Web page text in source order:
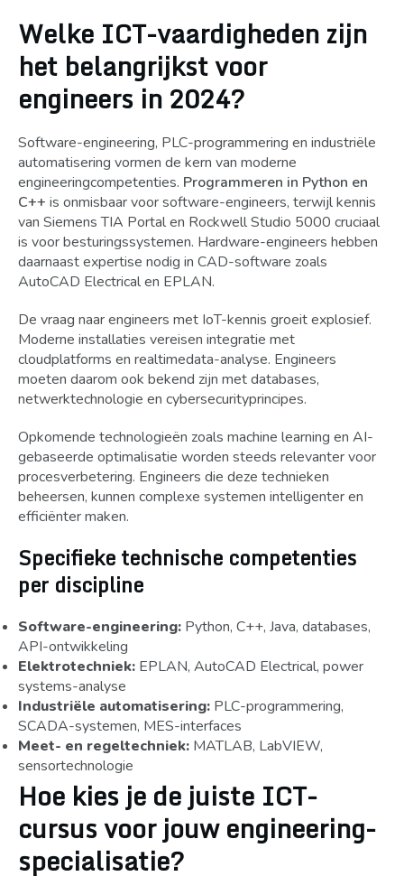
Welke ICT-vaardigheden zijn
het belangrijkst voor
engineers in 2024?
Software-engineering, PLC-programmering en industriële
automatisering vormen de kern van moderne
engineeringcompetenties. Programmeren in Python en
C++ is onmisbaar voor software-engineers, terwijl kennis
van Siemens TIA Portal en Rockwell Studio 5000 cruciaal
is voor besturingssystemen. Hardware-engineers hebben
daarnaast expertise nodig in CAD-software zoals
AutoCAD Electrical en EPLAN.
De vraag naar engineers met IoT-kennis groeit explosief.
Moderne installaties vereisen integratie met
cloudplatforms en realtimedata-analyse. Engineers
moeten daarom ook bekend zijn met databases,
netwerktechnologie en cybersecurityprincipes.
Opkomende technologieën zoals machine learning en AI-
gebaseerde optimalisatie worden steeds relevanter voor
procesverbetering. Engineers die deze technieken
beheersen, kunnen complexe systemen intelligenter en
efficiënter maken.
Specifieke technische competenties
per discipline
Software-engineering: Python, C++, Java, databases,
API-ontwikkeling
Elektrotechniek: EPLAN, AutoCAD Electrical, power
systems-analyse
Industriële automatisering: PLC-programmering,
SCADA-systemen, MES-interfaces
Meet- en regeltechniek: MATLAB, LabVIEW,
sensortechnologie
Hoe kies je de juiste ICT-
cursus voor jouw engineering­
specialisatie?